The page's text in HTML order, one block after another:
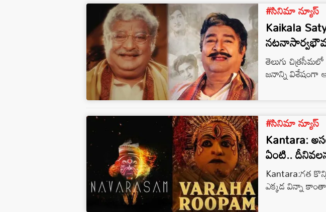
#సినిమా న్యూస్
Kaikala
తెలుగు
జ‌నాన్ని విశేషంగా
కొంద‌రు
#సినిమా న్యూస్
Kantara:
ఏంటి..
Kantara:గత
ఎక్కడ విన్నా
హీరో రిషబ్ శెట్టి